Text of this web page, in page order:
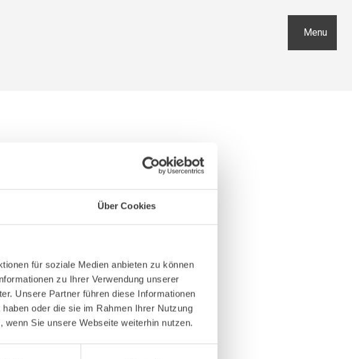
Über Cookies
für soziale Medien anbieten zu können
zu Ihrer Verwendung unserer
Unsere Partner führen diese Informationen
oder die sie im Rahmen Ihrer Nutzung
Sie unsere Webseite weiterhin nutzen.
Menu